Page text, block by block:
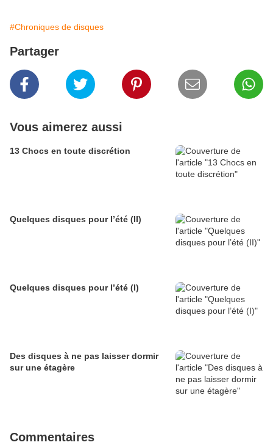
#Chroniques de disques
Partager
Vous aimerez aussi
13 Chocs en toute discrétion
Quelques disques pour l’été (II)
Quelques disques pour l’été (I)
Des disques à ne pas laisser dormir
sur une étagère
Commentaires